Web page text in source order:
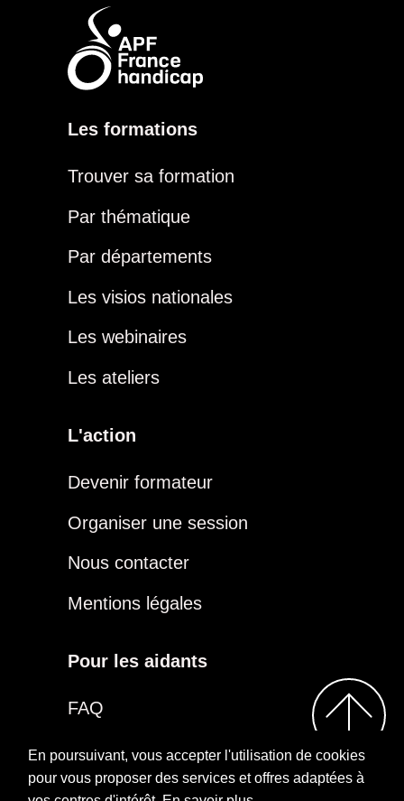
Les formations
Trouver sa formation
Par thématique
Par départements
Les visios nationales
Les webinaires
Les ateliers
L'action
Devenir formateur
Organiser une session
Nous contacter
Mentions légales
Pour les aidants
FAQ
Être aidant
En poursuivant, vous accepter l'utilisation de cookies
pour vous proposer des services et offres adaptées à